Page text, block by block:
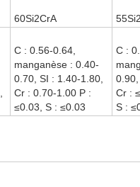
60Si2CrA
C : 0.56-0.64,
manganèse : 0.40-
0.70, SI : 1.40-1.80,
Cr : 0.70-1.00 P :
≤0.03, S : ≤0.03
C :
0.90,
Cr :
S :